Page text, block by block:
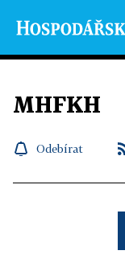
MHFKH
Odebírat